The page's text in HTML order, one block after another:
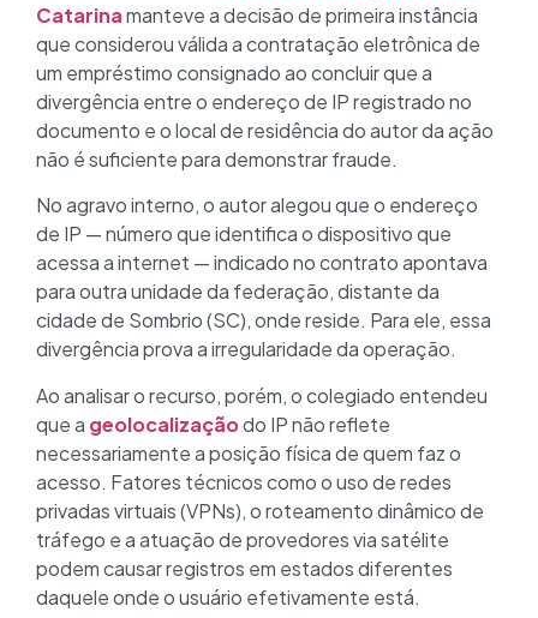
Catarinamanteve a decisão de primeira instância
que considerou válida a contratação eletrônica de
um empréstimo consignado ao concluir que a
divergência entre o endereço de IP registrado no
documento e o local de residência do autor da ação
não é suficiente para demonstrar fraude.
No agravo interno, o autor alegou que o endereço
de IP — número que identifica o dispositivo que
acessa a internet — indicado no contrato apontava
para outra unidade da federação, distante da
cidade de Sombrio (SC), onde reside. Para ele, essa
divergência prova a irregularidade da operação.
Ao analisar o recurso, porém, o colegiado entendeu
que a geolocalizaçãodo IP não reflete
necessariamente a posição física de quem faz o
acesso. Fatores técnicos como o uso de redes
privadas virtuais (VPNs), o roteamento dinâmico de
tráfego e a atuação de provedores via satélite
podem causar registros em estados diferentes
daquele onde o usuário efetivamente está.